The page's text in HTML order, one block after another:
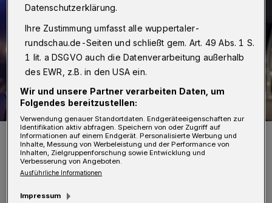
Symbolbild.
Foto: Christoph Petersen
Datenschutzerklärung.
Ihre Zustimmung umfasst alle wuppertaler-
rundschau.de-Seiten und schließt gem. Art. 49 Abs. 1 S.
1 lit. a DSGVO auch die Datenverarbeitung außerhalb
des EWR, z.B. in den USA ein.
Wir und unsere Partner verarbeiten Daten, um
Folgendes bereitzustellen:
Verwendung genauer Standortdaten. Endgeräteeigenschaften zur
Identifikation aktiv abfragen. Speichern von oder Zugriff auf
Informationen auf einem Endgerät. Personalisierte Werbung und
Inhalte, Messung von Werbeleistung und der Performance von
Inhalten, Zielgruppenforschung sowie Entwicklung und
Verbesserung von Angeboten.
Ausführliche Informationen
Impressum